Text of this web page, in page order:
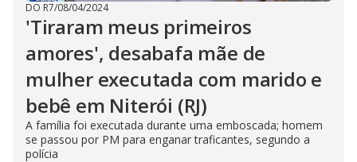
DO R7/08/04/2024
'Tiraram meus primeiros
amores', desabafa mãe de
mulher executada com marido e
bebê em Niterói (RJ)
A família foi executada durante uma emboscada; homem
se passou por PM para enganar traficantes, segundo a
polícia